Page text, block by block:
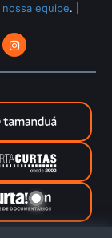
nossa equipe.